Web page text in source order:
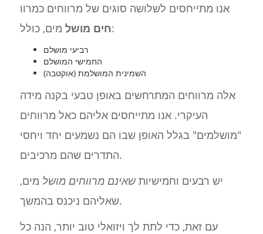
אנו מתייחסים לשלושה סוגים של מרווחים כמרוו
חים מושלמים, כולל:
רביעי מושלם
החמישי המושלם
השמינית המושלמת (אוקטבה)
אלה מרווחים המתרחשים באופן טבעי בקנה מידה
העיקרי. אנו מתייחסים אליהם כאל מרווחים
"מושלמים" בגלל האופן שבו הם נשמעים יחד ויחסי
התדרים שהם מרכיבים.
יש רבעים וחמישיותשאינם מרווחים מושל מים,
שאליהם ניכנס בהמשך.
עם זאת, כדי לתת לך ויזואלי טוב יותר, הנה כל